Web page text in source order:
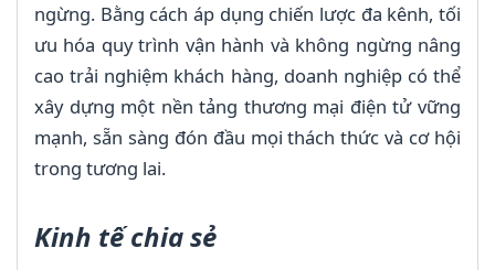
ngừng. Bằng cách áp dụng chiến lược đa kênh, tối
ưu hóa quy trình vận hành và không ngừng nâng
cao trải nghiệm khách hàng, doanh nghiệp có thể
xây dựng một nền tảng thương mại điện tử vững
mạnh, sẵn sàng đón đầu mọi thách thức và cơ hội
trong tương lai.
Kinh tế chia sẻ